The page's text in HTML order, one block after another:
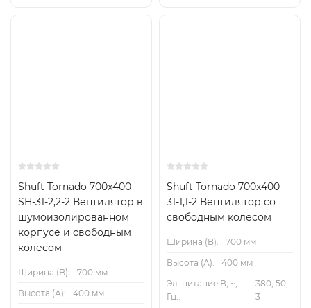
Shuft Tornado 700x400-
SH-31-2,2-2 Вентилятор в
шумоизолированном
корпусе и свободным
колесом
Ширина (B):
700 мм
Высота (А):
400 мм
Shuft Tornado 700x400-
31-1,1-2 Вентилятор cо
свободным колесом
Ширина (B):
700 мм
Высота (А):
400 мм
Эл. питание В, ~,
Гц.:
380, 50,
3